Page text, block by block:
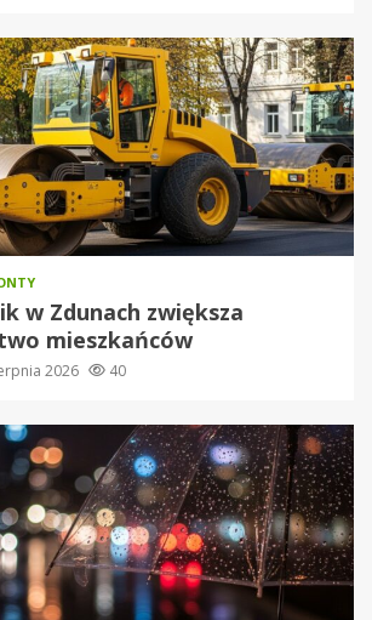
w Zdunach zwiększa
mieszkańców
2026 40